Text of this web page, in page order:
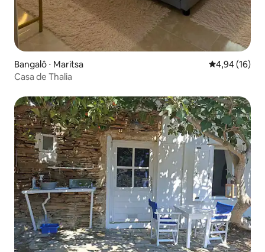
Bangalô ⋅ Maritsa 4,94 de uma
4,94 (16)
Casa de Thalia